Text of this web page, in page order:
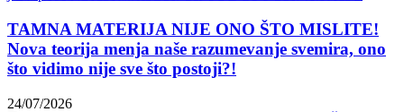
TAMNA MATERIJA NIJE ONO ŠTO MISLITE!
Nova teorija menja naše razumevanje svemira, ono
što vidimo nije sve što postoji?!
24/07/2026